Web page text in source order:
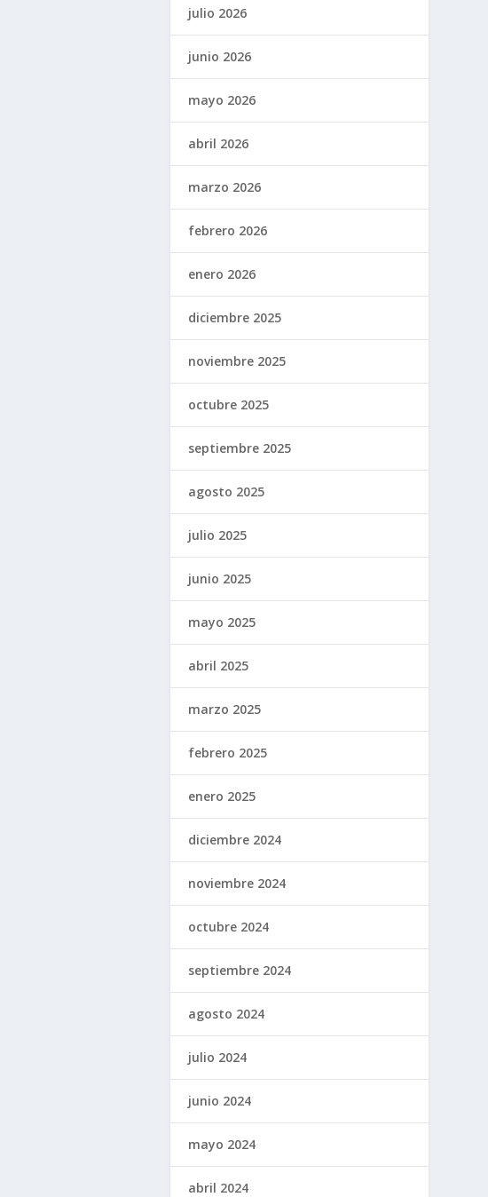
julio 2026
junio 2026
mayo 2026
abril 2026
marzo 2026
febrero 2026
enero 2026
diciembre 2025
noviembre 2025
octubre 2025
septiembre 2025
agosto 2025
julio 2025
junio 2025
mayo 2025
abril 2025
marzo 2025
febrero 2025
enero 2025
diciembre 2024
noviembre 2024
octubre 2024
septiembre 2024
agosto 2024
julio 2024
junio 2024
mayo 2024
abril 2024